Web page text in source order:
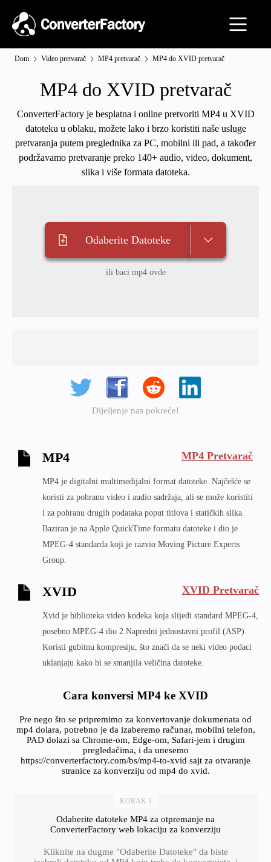
Dom Video pretvarač MP4 pretvarač MP4 do XVID pretvarač
MP4 do XVID pretvarač
ConverterFactory je besplatna i online pretvoriti MP4 u XVID
datoteku u oblaku, možete lako i brzo koristiti naše usluge
pretvaranja putem preglednika za PC, mobilni ili pad, a također
podržavamo pretvaranje preko 140+ audio, video, dokument,
slika i više formata datoteka.
Odaberite Datoteke
ili baci mp4 ovde
Dijeljenje nas pokreće!
MP4 MP4 Pretvarač
MP4 je digitalni multimedijalni format datoteke. Najčešće se
koristi za pohranu video i audio sadržaja, ali se može koristiti
i za pohranu drugih podataka poput titlova i statičkih slika.
Baziran je na Apple QuickTime formatu datoteke i dio je
MPEG-4 standarda koji je razvio Moving Picture Experts
Group.
XVID XVID Pretvarač
Xvid je biblioteka video kodeka koja slijedi standard MPEG-4,
posebno MPEG-4 dio 2 Napredni jednostavni profil (ASP).
Koristi gubitnu kompresiju, što znači da se neki video podaci
uklanjaju kako bi se smanjila veličina datoteke.
Cara konversi MP4 ke XVID
Pre nego što se pripremimo za konvertovanje dokumenata od
mp4 dolara, potrebno je da izaberemo računar, mobilni telefon,
PAD dolazi sa Chrome-om, Edge-om, Safari-jem i drugim
pregledačima, i da unesemo
https://converterfactory.com/bs/mp4-to-xvid sajt za otvaranje
stranice za konverziju od mp4 do xvid.
KORAK 1
Odaberite datoteke MP4 za otpremanje na
ConverterFactory web lokaciju za konverziju
Kliknite na dugme "Odaberite Datoteke" da biste